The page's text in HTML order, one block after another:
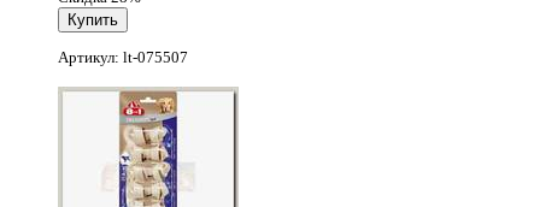
Артикул: lt-075507